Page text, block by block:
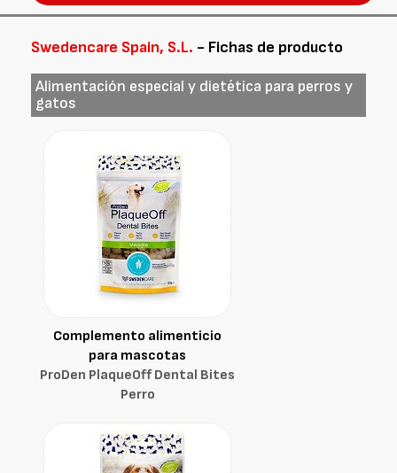
Swedencare Spain, S.L. - Fichas de producto
Alimentación especial y dietética para perros y
gatos
Complemento alimenticio
para mascotas
ProDen PlaqueOff Dental Bites
Perro